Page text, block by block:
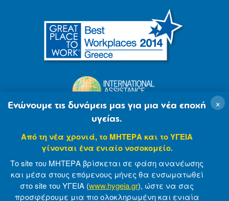
© 2007-2021 MITERA S.A Privacy Policy
×
Ενώνουμε τις δυνάμεις μας για μια νέα εποχή
υγείας.
Από τη νέα χρονιά, το ΜΗΤΕΡΑ και το ΥΓΕΙΑ
γίνονται ένα ενιαίο νοσοκομείο.
Το site του ΜΗΤΕΡΑ βρίσκεται σε φάση ανανέωσης
και μέσα στους επόμενους μήνες θα ενσωματωθεί
στο site του ΥΓΕΙΑ (www.hygeia.gr), ώστε να σας
προσφέρουμε μια πιο ολοκληρωμένη και ενιαία